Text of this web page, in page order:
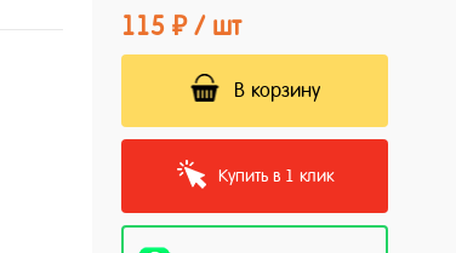
115 ₽ / шт
В корзину
Купить в 1 клик